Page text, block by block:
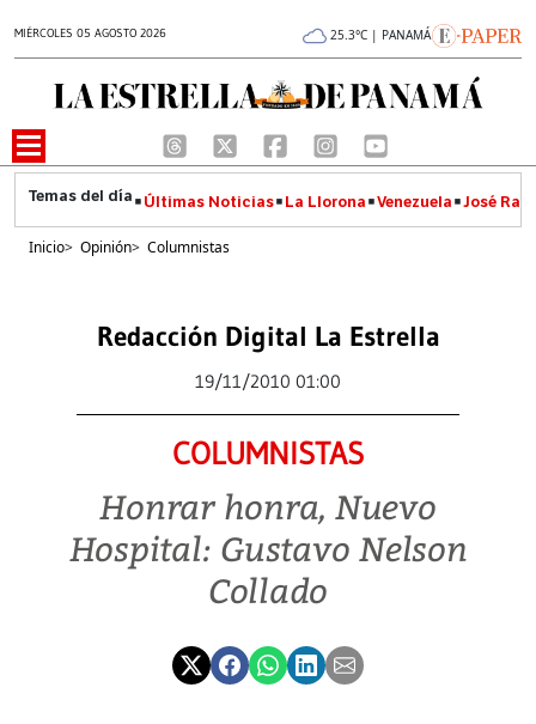
MIÉRCOLES 05 AGOSTO 2026 25.3°C | PANAMÁ
Últimas Noticias La Llorona Venezuela José
Inicio> Opinión> Columnistas
Redacción Digital La Estrella
19/11/2010 01:00
COLUMNISTAS
Honrar honra, Nuevo
Hospital: Gustavo Nelson
Collado